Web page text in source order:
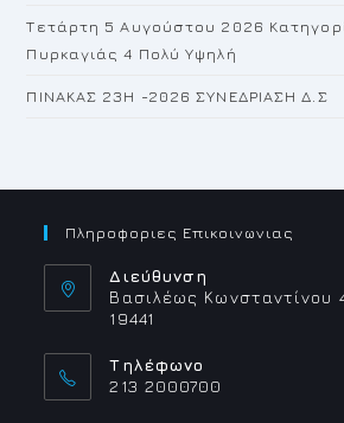
Τετάρτη 5 Αυγούστου 2026
Πυρκαγιάς 4 Πολύ Υψηλή
ΠΙΝΑΚΑΣ 23H -2026 ΣΥΝΕΔΡΙΑΣΗ Δ.Σ
Πληροφοριες Επικοινωνιας
Διεύθυνση
Βασιλέως Κωνσταντίνου
19441
Τηλέφωνο
213 2000700